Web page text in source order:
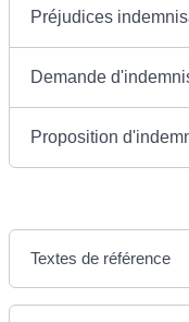
Préjudices
Demande
Proposition
Textes de référence